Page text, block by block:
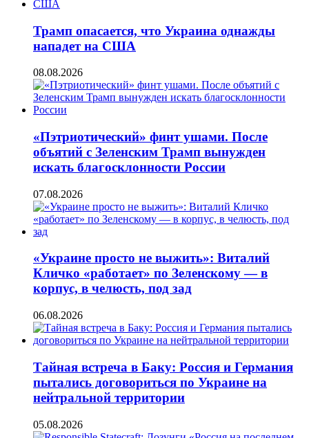
Трамп опасается, что Украина однажды
нападет на США
08.08.2026
«Пэтриотический» финт ушами. После
объятий с Зеленским Трамп вынужден
искать благосклонности России
07.08.2026
«Украине просто не выжить»: Виталий
Кличко «работает» по Зеленскому — в
корпус, в челюсть, под зад
06.08.2026
Тайная встреча в Баку: Россия и Германия
пытались договориться по Украине на
нейтральной территории
05.08.2026